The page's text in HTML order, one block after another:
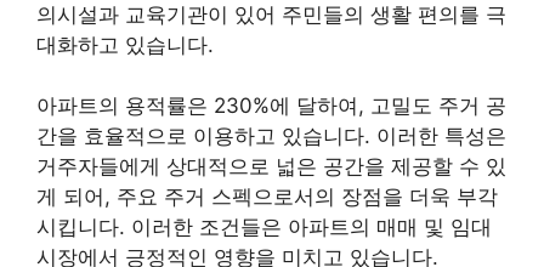
의시설과 교육기관이 있어 주민들의 생활 편의를 극
대화하고 있습니다.
아파트의 용적률은 230%에 달하여, 고밀도 주거 공
간을 효율적으로 이용하고 있습니다. 이러한 특성은
거주자들에게 상대적으로 넓은 공간을 제공할 수 있
게 되어, 주요 주거 스펙으로서의 장점을 더욱 부각
시킵니다. 이러한 조건들은 아파트의 매매 및 임대
시장에서 긍정적인 영향을 미치고 있습니다.